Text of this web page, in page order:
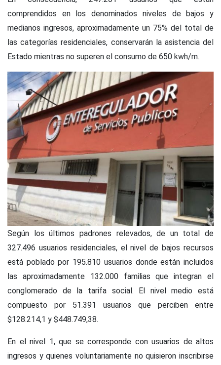
comprendidos en los denominados niveles de bajos y
medianos ingresos, aproximadamente un 75% del total de
las categorías residenciales, conservarán la asistencia del
Estado mientras no superen el consumo de 650 kwh/m.
Según los últimos padrones relevados, de un total de
327.496 usuarios residenciales, el nivel de bajos recursos
está poblado por 195.810 usuarios donde están incluidos
las aproximadamente 132.000 familias que integran el
conglomerado de la tarifa social. El nivel medio está
compuesto por 51.391 usuarios que perciben entre
$128.214,1 y $448.749,38.
En el nivel 1, que se corresponde con usuarios de altos
ingresos y quienes voluntariamente no quisieron inscribirse